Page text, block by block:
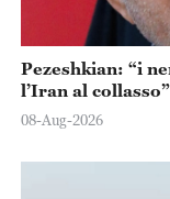
Pezeshkian: “i
l’Iran al collasso”
08-Aug-2026